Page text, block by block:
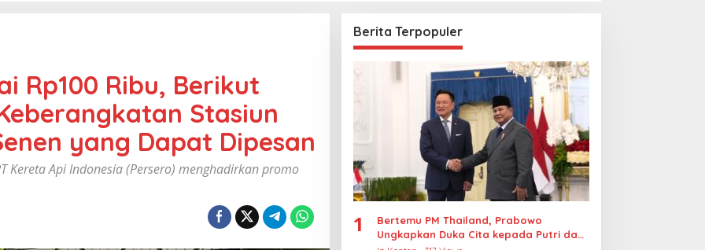
Rp100 Ribu, Berikut
Stasiun
yang Dapat Dipesan
Kereta Api Indonesia (Persero) menghadirkan promo
Berita Terpopuler
1
Bertemu PM Thailand, Prabowo
Ungkapkan Duka Cita kepada Putri dan